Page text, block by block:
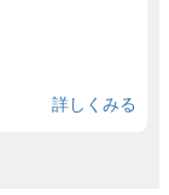
詳しくみる